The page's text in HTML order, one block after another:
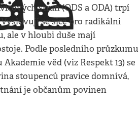
stran (ODS a ODA) trpí
se sice pro radikální
ale v hloubi duše mají
Podle posledního průzkumu
věd (viz Respekt 13) se
stoupenců pravice domnívá,
je občanům povinen